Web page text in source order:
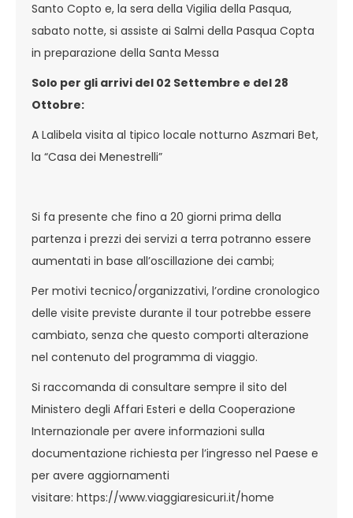
Santo Copto e, la sera della Vigilia della Pasqua,
sabato notte, si assiste ai Salmi della Pasqua Copta
in preparazione della Santa Messa
Solo per gli arrivi del 02 Settembre e del 28
Ottobre:
A Lalibela visita al tipico locale notturno Aszmari Bet,
la “Casa dei Menestrelli”
Si fa presente che fino a 20 giorni prima della
partenza i prezzi dei servizi a terra potranno essere
aumentati in base all’oscillazione dei cambi;
Per motivi tecnico/organizzativi, l’ordine cronologico
delle visite previste durante il tour potrebbe essere
cambiato, senza che questo comporti alterazione
nel contenuto del programma di viaggio.
Si raccomanda di consultare sempre il sito del
Ministero degli Affari Esteri e della Cooperazione
Internazionale per avere informazioni sulla
documentazione richiesta per l’ingresso nel Paese e
per avere aggiornamenti
visitare: https://www.viaggiaresicuri.it/home